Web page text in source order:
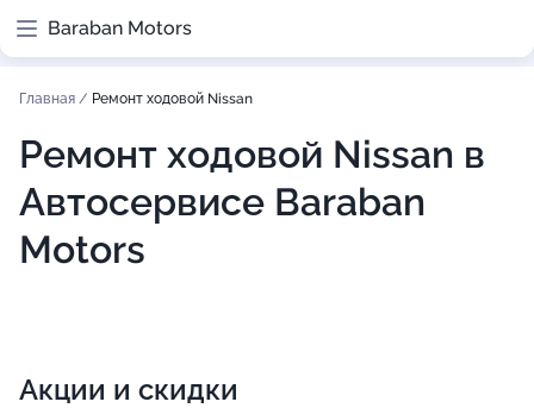
Baraban Motors
Главная / Ремонт ходовой Nissan
Ремонт ходовой Nissan в
Автосервисе Baraban
Motors
Акции и скидки